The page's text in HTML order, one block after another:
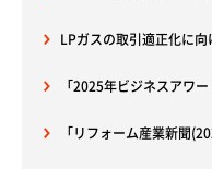
LPガスの取引適正化に向
「2025年ビジネスアワー
「リフォーム産業新聞